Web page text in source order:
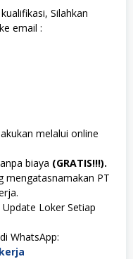
Silahkan
email :
melalui online
biaya (GRATIS!!!).
mengatasnamakan PT
Loker Setiap
di WhatsApp: